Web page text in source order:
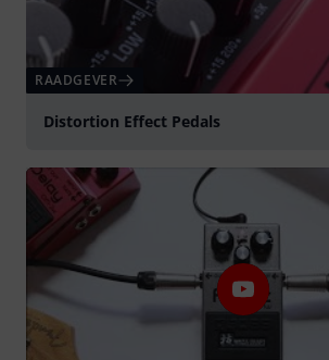
RAADGEVER
Distortion Effect Pedals